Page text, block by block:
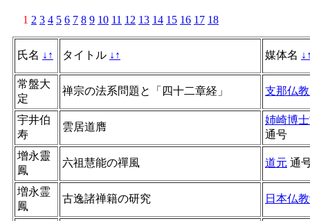
1 2 3 4 5 6 7 8 9 10 11 12 13 14 15 16 17 18
氏名 ↓ ↑ タイトル ↓ ↑ 媒体名 ↓
常盤大
定
禅宗の法系問題と「四十二章経」 支那仏
宇井伯
寿
雲居道膺
姉崎博
通号
增永靈
鳳
六祖慧能の禪風 道元 通
増永霊
鳳
古逸諸禅籍の研究 日本仏